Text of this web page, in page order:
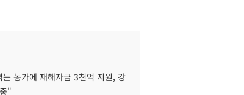
농가에 재해자금 3천억 지원, 강
"